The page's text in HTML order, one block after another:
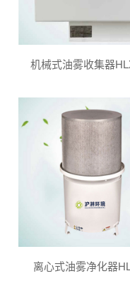
机械式油雾收集器
离心式油雾净化器